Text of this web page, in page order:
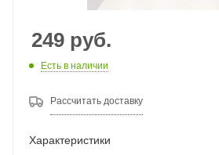
249 руб.
Есть в наличии
Рассчитать доставку
Характеристики